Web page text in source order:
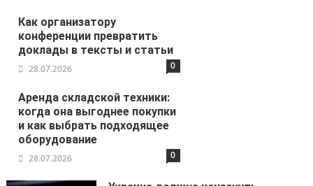
Как организатору
конференции превратить
доклады в тексты и статьи
28.07.2026 0
Аренда складской техники:
когда она выгоднее покупки
и как выбрать подходящее
оборудование
28.07.2026 0